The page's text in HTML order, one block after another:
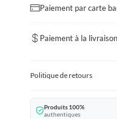
Paiement par carte
Paiement à la livraison
Politique de retours
Produits 100%
authentiques